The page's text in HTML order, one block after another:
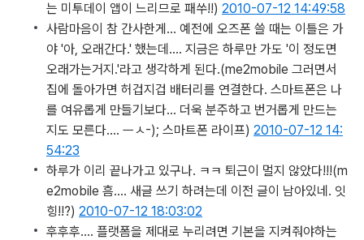
는 미투데이 앱이 느리므로 패쑤!!) 2010-07-12 14:49:58
사람마음이 참 간사한게… 예전에 오즈폰 쓸 때는 이틀은 가
야 '아, 오래간다.' 했는데…. 지금은 하루만 가도 '이 정도면
오래가는거지.'라고 생각하게 된다.(me2mobile 그러면서
집에 돌아가면 허겁지겁 배터리를 연결한다. 스마트폰은 나
를 여유롭게 만들기보다... 더욱 분주하고 번거롭게 만드는
지도 모른다.... ㅡㅅ-); 스마트폰 라이프) 2010-07-12 14:
54:23
하루가 이리 끝나가고 있구나. ㅋㅋ 퇴근이 멀지 않았다!!!(m
e2mobile 흠.... 새글 쓰기 하려는데 이전 글이 남아있네. 잇
힝!!?) 2010-07-12 18:03:02
후후후…. 플랫폼을 제대로 누리려면 기본을 지켜줘야하는